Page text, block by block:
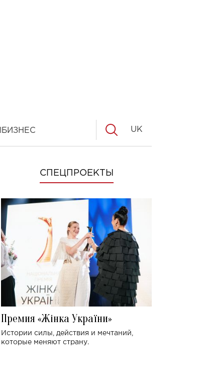
БИЗНЕС UK
СПЕЦПРОЕКТЫ
Премия «Жінка України»
Истории силы, действия и мечтаний,
которые меняют страну.